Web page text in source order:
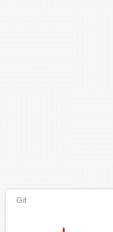
Gif